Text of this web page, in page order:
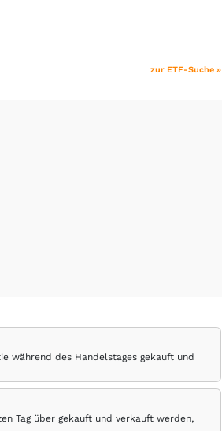
zur ETF-Suche »
während des Handelstages gekauft und
Tag über gekauft und verkauft werden,